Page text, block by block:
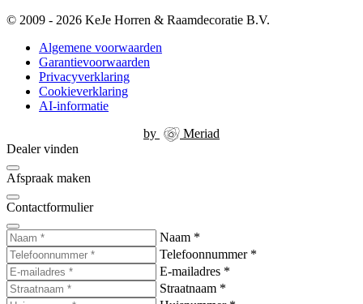
© 2009 - 2026 KeJe Horren & Raamdecoratie B.V.
Algemene voorwaarden
Garantievoorwaarden
Privacyverklaring
Cookieverklaring
AI-informatie
by
Meriad
Dealer vinden
Afspraak maken
Contactformulier
Naam *
Telefoonnummer *
E-mailadres *
Straatnaam *